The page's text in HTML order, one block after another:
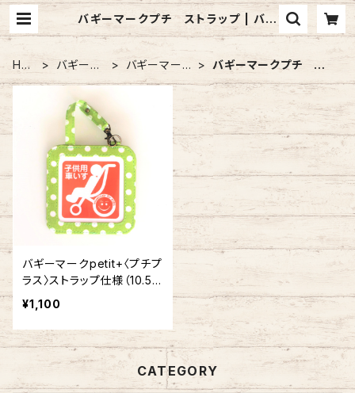
バギーマークプチ ストラップ | バギ
ーマークのお店 mon mignon pê
HO
ME
バギーマ
ーク
バギーマーク
プチ
バギーマークプチ スト
ラップ
バギーマークpetit+〈プチプ
ラス〉ストラップ仕様（10.5
㎝×10.5㎝）
¥1,100
CATEGORY